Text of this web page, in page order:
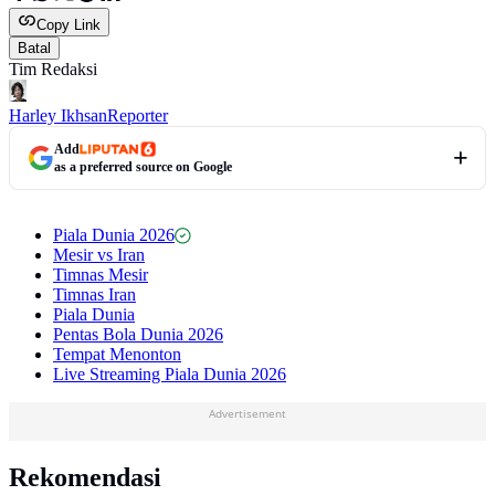
Copy Link
Batal
Tim Redaksi
Harley IkhsanReporter
Add
as a preferred source on Google
Piala Dunia 2026
Mesir vs Iran
Timnas Mesir
Timnas Iran
Piala Dunia
Pentas Bola Dunia 2026
Tempat Menonton
Live Streaming Piala Dunia 2026
Advertisement
Rekomendasi